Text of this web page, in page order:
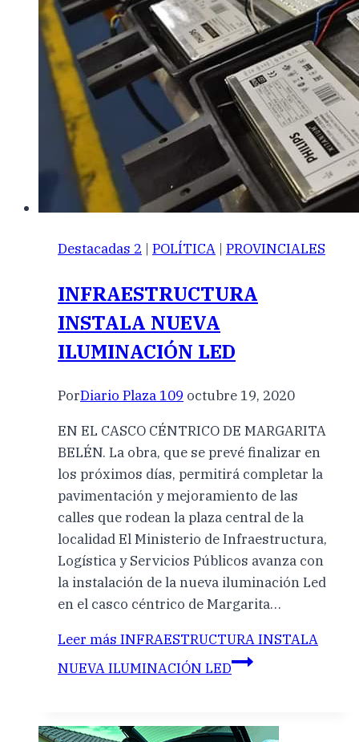
Destacadas 2 | POLÍTICA | PROVINCIALES
INFRAESTRUCTURA
INSTALA NUEVA
ILUMINACIÓN LED
PorDiario Plaza 109 octubre 19, 2020
EN EL CASCO CÉNTRICO DE MARGARITA
BELÉN. La obra, que se prevé finalizar en
los próximos días, permitirá completar la
pavimentación y mejoramiento de las
calles que rodean la plaza central de la
localidad El Ministerio de Infraestructura,
Logística y Servicios Públicos avanza con
la instalación de la nueva iluminación Led
en el casco céntrico de Margarita…
Leer más INFRAESTRUCTURA INSTALA
NUEVA ILUMINACIÓN LED